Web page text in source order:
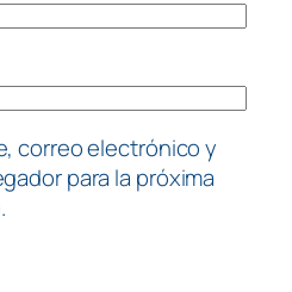
correo electrónico y
para la próxima